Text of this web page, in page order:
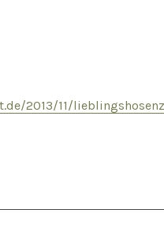
2013/11/lieblingshosenz